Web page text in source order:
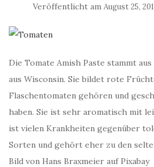
Veröffentlicht am August 25,
Die Tomate Amish Paste stammt
aus Wisconsin. Sie bildet rote
Flaschentomaten gehören und
haben. Sie ist sehr aromatisch mit
ist vielen Krankheiten gegenüber
Sorten und gehört eher zu den
Bild von Hans Braxmeier auf Pixabay